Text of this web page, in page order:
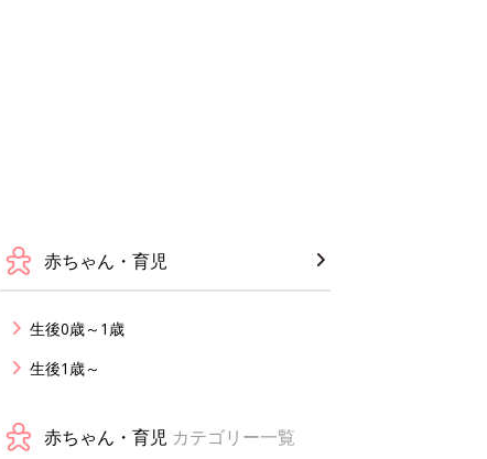
赤ちゃん・育児
生後0歳～1歳
生後1歳～
赤ちゃん・育児 カテゴリー一覧